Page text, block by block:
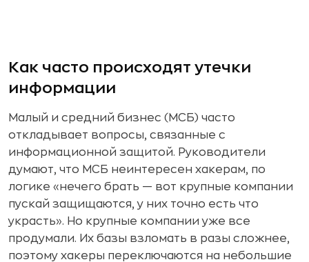
Как часто происходят утечки
информации
Малый и средний бизнес (МСБ) часто
откладывает вопросы, связанные с
информационной защитой. Руководители
думают, что МСБ неинтересен хакерам, по
логике «нечего брать — вот крупные компании
пускай защищаются, у них точно есть что
украсть». Но крупные компании уже все
продумали. Их базы взломать в разы сложнее,
поэтому хакеры переключаются на небольшие